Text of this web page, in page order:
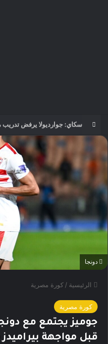
دونجا
الرئيسية / كورة مصرية
كورة مصرية
جوميز يجتمع مع
قبل مواجهة